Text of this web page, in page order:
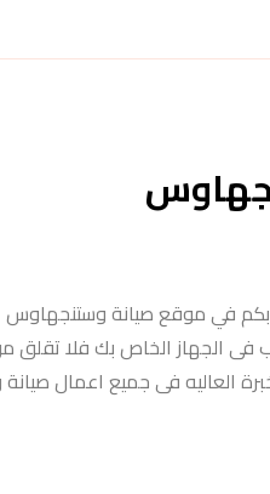
وايت وستنجهاوس 01007979202 مرحبا
فى الجهاز الخاص بك فلا
العاليه فى جميع اعمال